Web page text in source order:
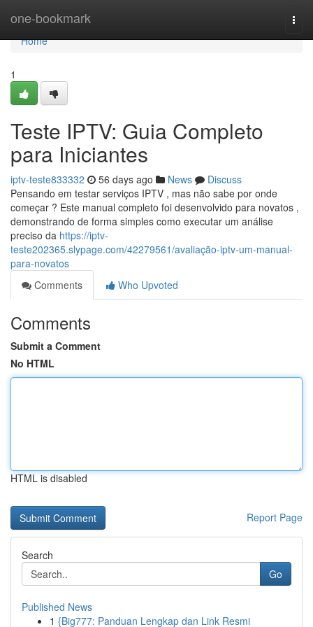
one-bookmark
Home
Home
1
Teste IPTV: Guia Completo
para Iniciantes
iptv-teste833332 56 days ago News
Discuss
Pensando em testar serviços IPTV , mas não sabe por onde
começar ? Este manual completo foi desenvolvido para novatos ,
demonstrando de forma simples como executar um análise
preciso da https://iptv-
teste202365.slypage.com/42279561/avaliação-iptv-um-manual-
para-novatos
Comments
Who Upvoted
Comments
Submit a Comment
No HTML
HTML is disabled
Report Page
Search
Go
Published News
1 {Big777: Panduan Lengkap dan Link Resmi